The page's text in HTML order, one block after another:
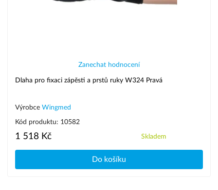
Zanechat hodnocení
Dlaha pro fixaci zápěsti a prstů ruky W324 Pravá
Výrobce Wingmed
Kód produktu: 10582
1 518 Kč Skladem
Do košíku